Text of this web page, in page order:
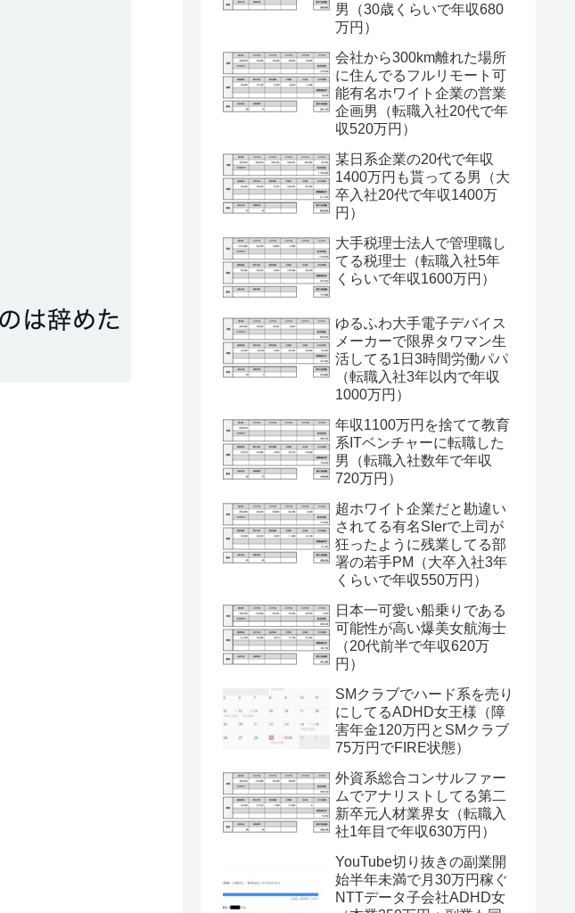
男（30歳くらいで年収680
万円）
会社から300km離れた場所
に住んでるフルリモート可
能有名ホワイト企業の営業
企画男（転職入社20代で年
収520万円）
某日系企業の20代で年収
1400万円も貰ってる男（大
卒入社20代で年収1400万
円）
大手税理士法人で管理職し
てる税理士（転職入社5年
くらいで年収1600万円）
ゆるふわ大手電子デバイス
メーカーで限界タワマン生
活してる1日3時間労働パパ
（転職入社3年以内で年収
1000万円）
年収1100万円を捨てて教育
系ITベンチャーに転職した
男（転職入社数年で年収
720万円）
超ホワイト企業だと勘違い
されてる有名SIerで上司が
狂ったように残業してる部
署の若手PM（大卒入社3年
くらいで年収550万円）
日本一可愛い船乗りである
可能性が高い爆美女航海士
（20代前半で年収620万
円）
SMクラブでハード系を売り
にしてるADHD女王様（障
害年金120万円とSMクラブ
75万円でFIRE状態）
外資系総合コンサルファー
ムでアナリストしてる第二
新卒元人材業界女（転職入
社1年目で年収630万円）
YouTube切り抜きの副業開
始半年未満で月30万円稼ぐ
NTTデータ子会社ADHD女